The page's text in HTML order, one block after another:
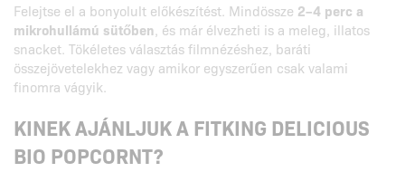
Felejtse el a bonyolult előkészítést. Mindössze 2–4 perc a
mikrohullámú sütőben, és már élvezheti is a meleg, illatos
snacket. Tökéletes választás filmnézéshez, baráti
összejövetelekhez vagy amikor egyszerűen csak valami
finomra vágyik.
KINEK AJÁNLJUK A FITKING DELICIOUS
BIO POPCORNT?